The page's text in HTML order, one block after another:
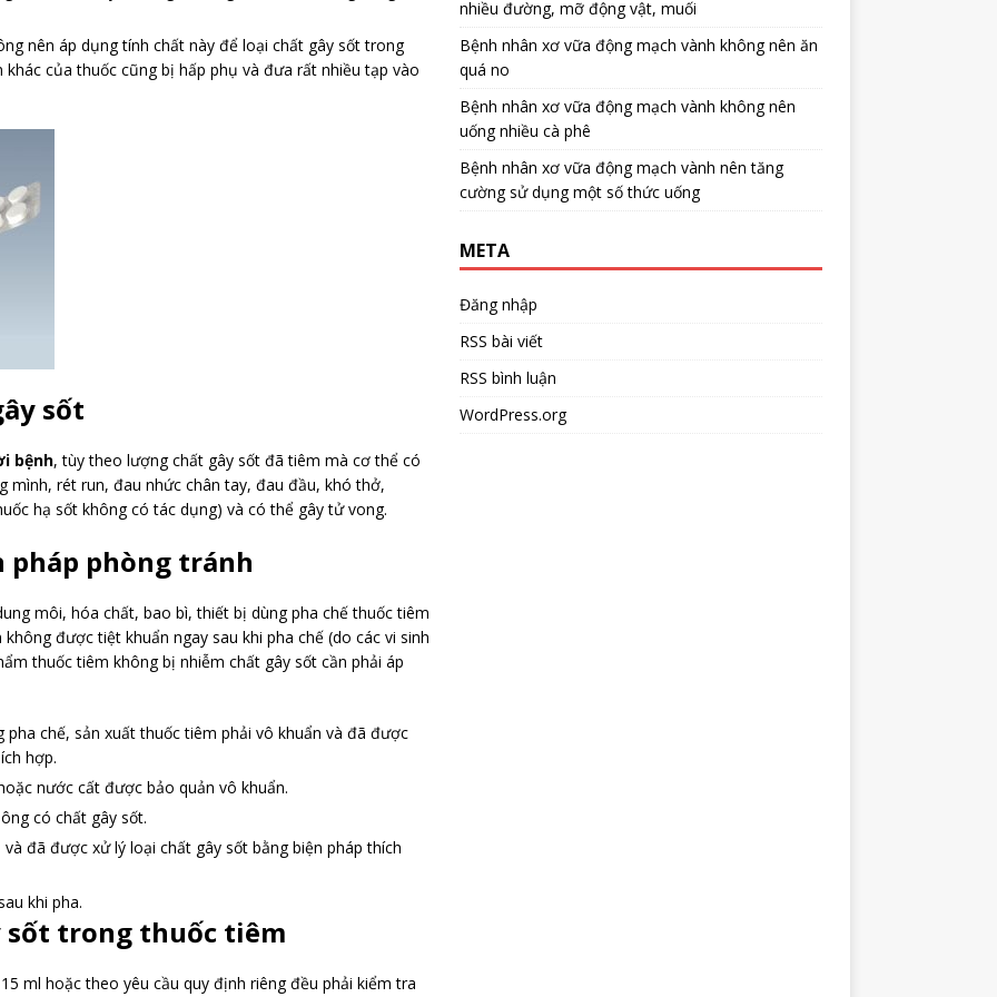
nên áp dụng tính chất này để loại chất gây sốt trong
của thuốc cũng bị hấp phụ và đưa rất nhiều tạp vào
sốt
bệnh, tùy theo lượng chất gây sốt đã tiêm mà cơ thể có
mình, rét run, đau nhức chân tay, đau đầu, khó thở,
hạ sốt không có tác dụng) và có thể gây tử vong.
pháp phòng tránh
môi, hóa chất, bao bì, thiết bị dùng pha chế thuốc tiêm
được tiệt khuẩn ngay sau khi pha chế (do các vi sinh
thuốc tiêm không bị nhiễm chất gây sốt cần phải áp
chế, sản xuất thuốc tiêm phải vô khuẩn và đã được
hợp.
nước cất được bảo quản vô khuẩn.
có chất gây sốt.
đã được xử lý loại chất gây sốt bằng biện pháp thích
khi pha.
sốt trong thuốc tiêm
ml hoặc theo yêu cầu quy định riêng đều phải kiểm tra
nhiều đường, mỡ động vật, muối
Bệnh nhân xơ vữa động mạch vành không nên ăn
quá no
Bệnh nhân xơ vữa động mạch vành không nên
uống nhiều cà phê
Bệnh nhân xơ vữa động mạch vành nên tăng
cường sử dụng một số thức uống
META
Đăng nhập
RSS bài viết
RSS bình luận
WordPress.org